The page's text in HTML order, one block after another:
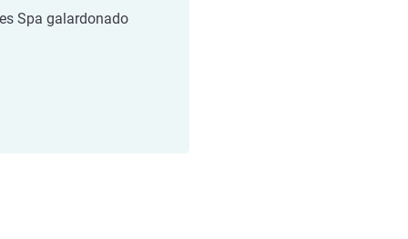
Spa galardonado